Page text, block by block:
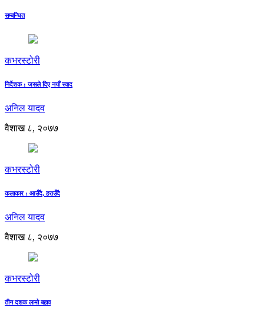
सम्बन्धित
कभरस्टोरी
निर्देशक : जसले दिए नयाँ स्वाद
अनिल यादव
वैशाख ८, २०७७
कभरस्टोरी
कलाकार : आउँदै, हराउँदै
अनिल यादव
वैशाख ८, २०७७
कभरस्टोरी
तीन दशक लामो बहाव